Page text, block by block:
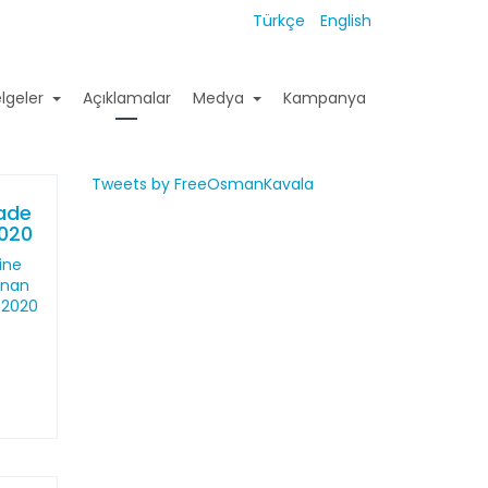
Türkçe English
Açıklamalar Medya Kampanya
Tweets by FreeOsmanKavala